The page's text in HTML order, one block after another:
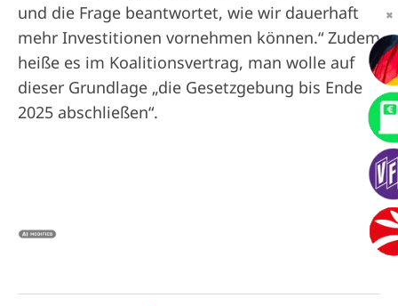
und die Frage beantwortet, wie wir dauerhaft
mehr Investitionen vornehmen können.“ Zudem
heiße es im Koalitionsvertrag, man wolle auf
dieser Grundlage „die Gesetzgebung bis Ende
2025 abschließen“.
✖